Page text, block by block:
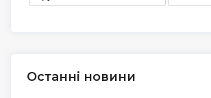
Останні новини